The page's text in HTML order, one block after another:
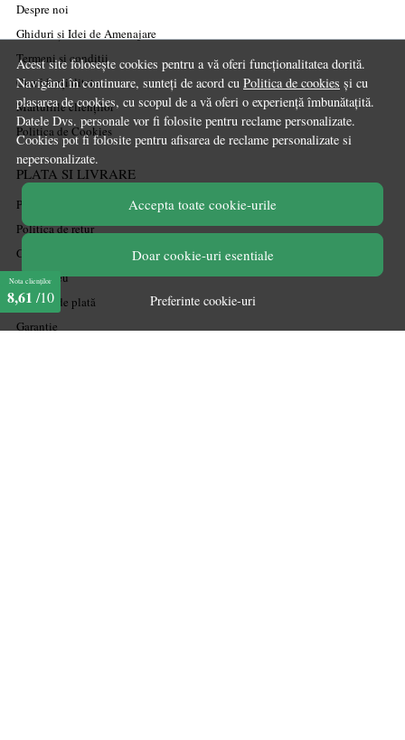
Acest site folosește cookies pentru a vă oferi funcționalitatea dorită.
Navigând în continuare, sunteți de acord cu Politica de cookies și cu
plasarea de cookies, cu scopul de a vă oferi o experiență îmbunătațită.
Datele Dvs. personale vor fi folosite pentru reclame personalizate.
Cookies pot fi folosite pentru afisarea de reclame personalizate si
nepersonalizate.
Accepta toate cookie-urile
Doar cookie-uri esentiale
Preferinte cookie-uri
Despre noi
Ghiduri și Idei de Amenajare
Termeni și condiții
Confidențialitate
Mărturiile clienților
Politica de Cookies
PLATA SI LIVRARE
Politica de transport
Politica de retur
Cum cumpăr
Coșul meu
Metode de plată
Garanție
Nota clienților
8,61 /10